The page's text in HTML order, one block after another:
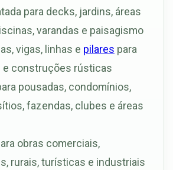
para decks, jardins, áreas
varandas e paisagismo
vigas, linhas e pilares para
e construções rústicas
pousadas, condomínios,
fazendas, clubes e áreas
obras comerciais,
rurais, turísticas e industriais